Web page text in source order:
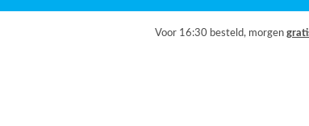
Voor 16:30 besteld, morgen